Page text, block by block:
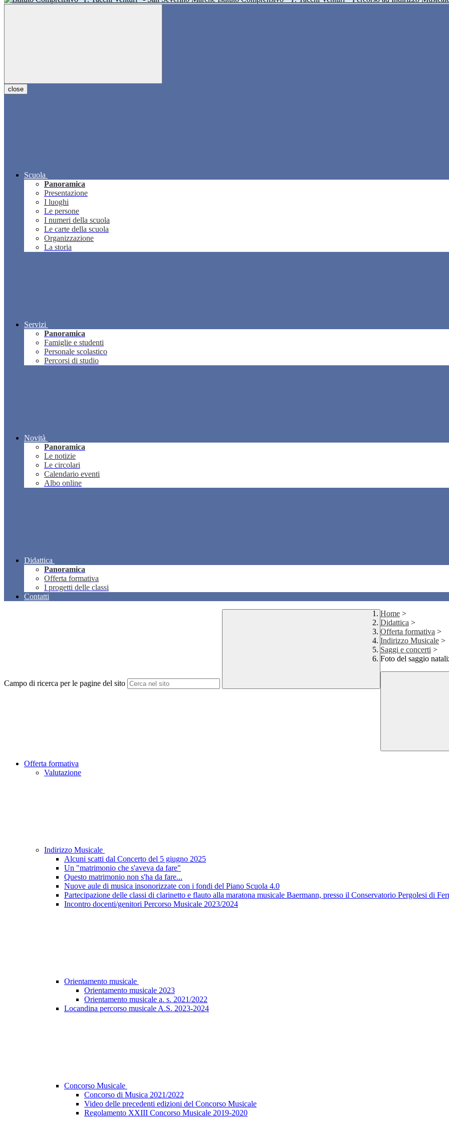
close
Scuola
Panoramica
Presentazione
I luoghi
Le persone
I numeri della scuola
Le carte della scuola
Organizzazione
La storia
Servizi
Panoramica
Famiglie e studenti
Personale scolastico
Percorsi di studio
Novità
Panoramica
Le notizie
Le circolari
Calendario eventi
Albo online
Didattica
Panoramica
Offerta formativa
I progetti delle classi
Contatti
Campo di ricerca per le pagine del sito
Home >
Didattica >
Offerta formativa >
Indirizzo Musicale >
Saggi e concerti >
Foto del saggio
Offerta formativa
Valutazione
Indirizzo Musicale
Alcuni scatti dal Concerto del 5 giugno 2025
Un "matrimonio che s'aveva da fare"
Questo matrimonio non s'ha da fare...
Nuove aule di musica insonorizzate con i fondi del Piano Scuola 4.0
Partecipazione delle classi di clarinetto e flauto alla maratona musicale Baermann, presso il Conservatorio Pergolesi di
Incontro docenti/genitori Percorso Musicale 2023/2024
Orientamento musicale
Orientamento musicale 2023
Orientamento musicale a. s. 2021/2022
Locandina percorso musicale A.S. 2023-2024
Concorso Musicale
Concorso di Musica 2021/2022
Video delle precedenti edizioni del Concorso Musicale
Regolamento XXIII Concorso Musicale 2019-2020